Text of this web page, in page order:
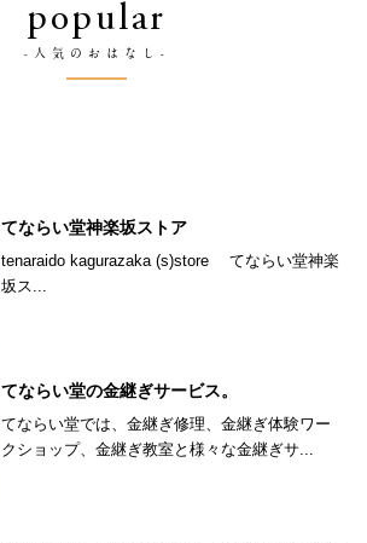
popular
-人気のおはなし-
てならい堂神楽坂ストア
tenaraido kagurazaka (s)store てならい堂神楽
坂ス...
てならい堂の金継ぎサービス。
てならい堂では、金継ぎ修理、金継ぎ体験ワー
クショップ、金継ぎ教室と様々な金継ぎサ...